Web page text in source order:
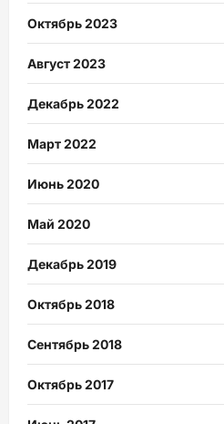
Октябрь 2023
Август 2023
Декабрь 2022
Март 2022
Июнь 2020
Май 2020
Декабрь 2019
Октябрь 2018
Сентябрь 2018
Октябрь 2017